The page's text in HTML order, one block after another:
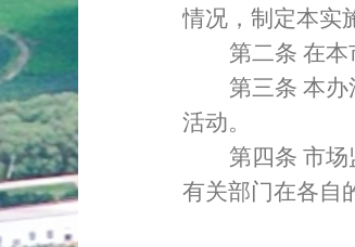
情况，制定本实
第二条 在本
第三条 本办
活动。
第四条 市场
有关部门在各自